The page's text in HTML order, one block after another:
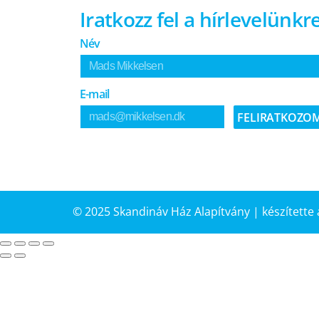
Iratkozz fel a
Név
E-mail
© 2025 Skandináv Ház Alapítvány | készítette